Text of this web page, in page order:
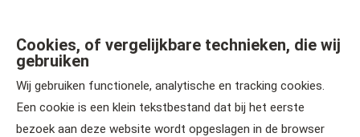
Cookies, of vergelijkbare technieken, die wij
gebruiken
Wij gebruiken functionele, analytische en tracking cookies.
Een cookie is een klein tekstbestand dat bij het eerste
bezoek aan deze website wordt opgeslagen in de browser